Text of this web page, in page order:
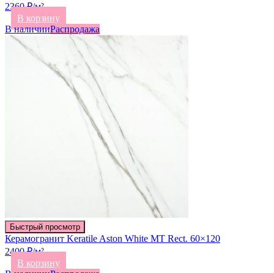
2360 ₽/м²
В корзину
В наличииРаспродажа
Быстрый просмотр
Керамогранит Keratile Aston White MT Rect. 60×120
2400 ₽/м²
В корзину